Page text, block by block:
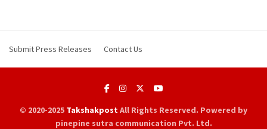
Submit Press Releases Contact Us
© 2020-2025 Takshakpost All Rights Reserved. Powered by
pinepine sutra communication Pvt. Ltd.